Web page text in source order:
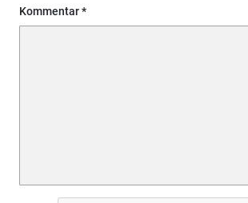
Kommentar